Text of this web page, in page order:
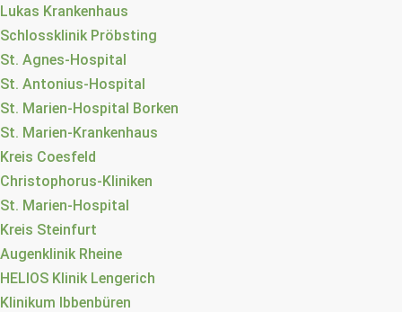
Lukas Krankenhaus
Schlossklinik Pröbsting
St. Agnes-Hospital
St. Antonius-Hospital
St. Marien-Hospital Borken
St. Marien-Krankenhaus
Kreis Coesfeld
Christophorus-Kliniken
St. Marien-Hospital
Kreis Steinfurt
Augenklinik Rheine
HELIOS Klinik Lengerich
Klinikum Ibbenbüren